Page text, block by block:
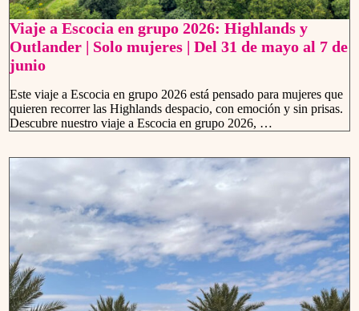
Viaje a Escocia en grupo 2026: Highlands y
Outlander | Solo mujeres | Del 31 de mayo al 7 de
junio
Este viaje a Escocia en grupo 2026 está pensado para mujeres que
quieren recorrer las Highlands despacio, con emoción y sin prisas.
Descubre nuestro viaje a Escocia en grupo 2026, …